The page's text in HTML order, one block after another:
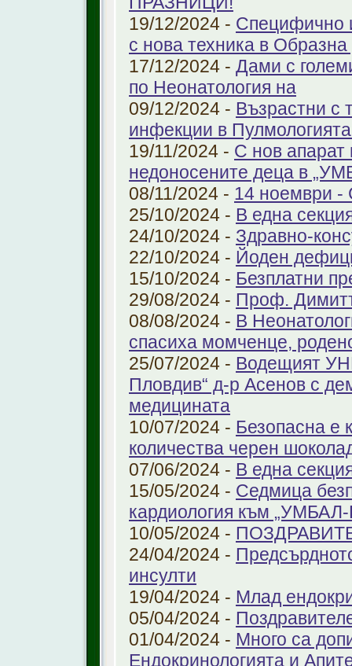
19/12/2024 - Специфично
с нова техника в Образна
17/12/2024 - Дами с
по Неонатология на
09/12/2024 - Възрастни с
инфекции в
19/11/2024 - С нов
недоносените деца в
08/11/2024 - 14 ноември -
25/10/2024 - В една
24/10/2024 - Здравно-
22/10/2024 - Йоден
15/10/2024 - Безплатни
29/08/2024 - Проф.
08/08/2024 - В
спасиха момченце,
25/07/2024 - Водещият
Пловдив“ д-р Асенов с
медицината
10/07/2024 - Безопасна е
количества черен
07/06/2024 - В една
15/05/2024 - Седмица
кардиология към
10/05/2024 -
24/04/2024 -
инсулти
19/04/2024 - Млад
05/04/2024 -
01/04/2024 - Много са
Ендокринологията и